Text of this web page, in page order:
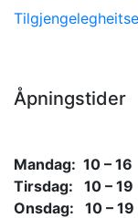
Åpningstider
Mandag: 10 – 16
Tirsdag: 10 – 19
Onsdag: 10 – 19